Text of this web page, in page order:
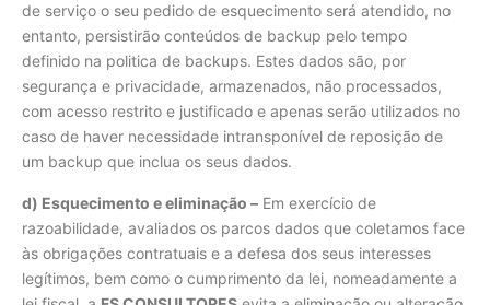
de serviço o seu pedido de esquecimento será atendido, no
entanto, persistirão conteúdos de backup pelo tempo
definido na politica de backups. Estes dados são, por
segurança e privacidade, armazenados, não processados,
com acesso restrito e justificado e apenas serão utilizados no
caso de haver necessidade intransponível de reposição de
um backup que inclua os seus dados.
d) Esquecimento e eliminação – Em exercício de
razoabilidade, avaliados os parcos dados que coletamos face
às obrigações contratuais e a defesa dos seus interesses
legítimos, bem como o cumprimento da lei, nomeadamente a